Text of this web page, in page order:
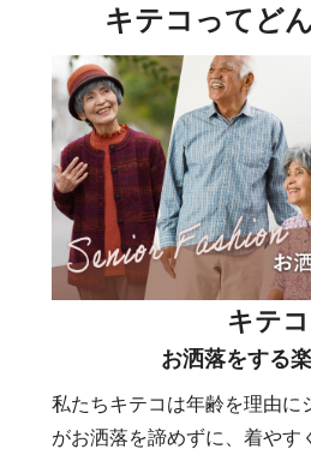
キテコってど
キテコ
お洒落をする
私たちキテコは年齢を理由に
がお洒落を諦めずに、着やす